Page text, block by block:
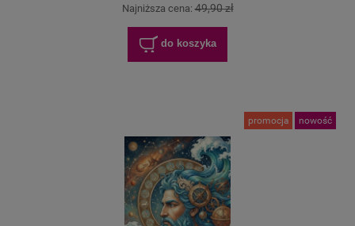
Najniższa cena:49,90 zł
do koszyka
promocja nowość